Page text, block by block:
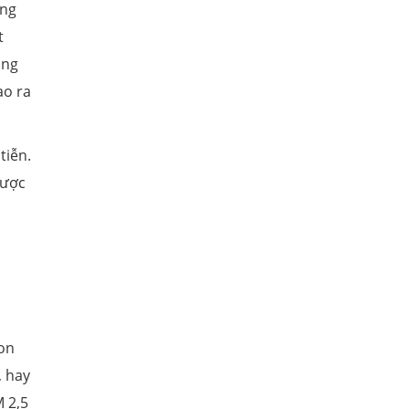
ra
hay
2,5